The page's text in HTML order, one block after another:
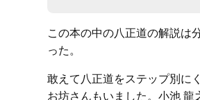
この本の中の八正道の解説は
った。
敢えて八正道をステップ別に
お坊さんもいました。小池 龍